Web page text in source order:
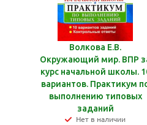
Волкова Е.В.
Окружающий мир. ВПР
курс начальной школы.
вариантов. Практикум
выполнению типовых
заданий
Нет в наличии